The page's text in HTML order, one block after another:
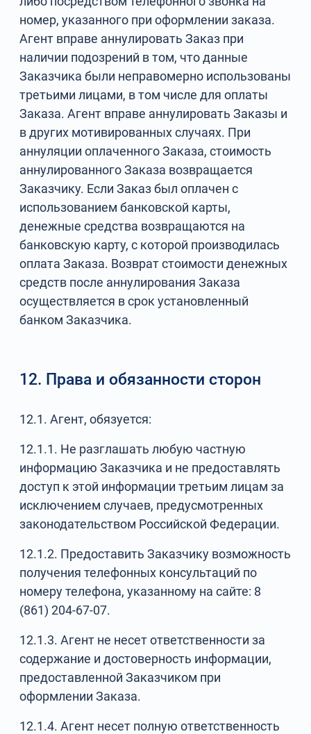
номер, указанного при оформлении заказа.
Агент вправе аннулировать Заказ при
наличии подозрений в том, что данные
Заказчика были неправомерно использованы
третьими лицами, в том числе для оплаты
Заказа. Агент вправе аннулировать Заказы и
в других мотивированных случаях. При
аннуляции оплаченного Заказа, стоимость
аннулированного Заказа возвращается
Заказчику. Если Заказ был оплачен с
использованием банковской карты,
денежные средства возвращаются на
банковскую карту, с которой производилась
оплата Заказа. Возврат стоимости денежных
средств после аннулирования Заказа
осуществляется в срок установленный
банком Заказчика.
12. Права и обязанности сторон
12.1. Агент, обязуется:
12.1.1. Не разглашать любую частную
информацию Заказчика и не предоставлять
доступ к этой информации третьим лицам за
исключением случаев, предусмотренных
законодательством Российской Федерации.
12.1.2. Предоставить Заказчику возможность
получения телефонных консультаций по
номеру телефона, указанному на сайте: 8
(861) 204-67-07.
12.1.3. Агент не несет ответственности за
содержание и достоверность информации,
предоставленной Заказчиком при
оформлении Заказа.
12.1.4. Агент несет полную ответственность